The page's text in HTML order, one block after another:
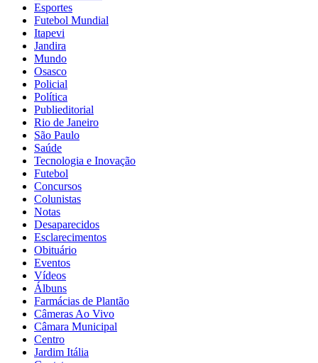
Esportes
Futebol Mundial
Itapevi
Jandira
Mundo
Osasco
Policial
Política
Publieditorial
Rio de Janeiro
São Paulo
Saúde
Tecnologia e Inovação
Futebol
Concursos
Colunistas
Notas
Desaparecidos
Esclarecimentos
Obituário
Eventos
Vídeos
Álbuns
Farmácias de Plantão
Câmeras Ao Vivo
Câmara Municipal
Centro
Jardim Itália